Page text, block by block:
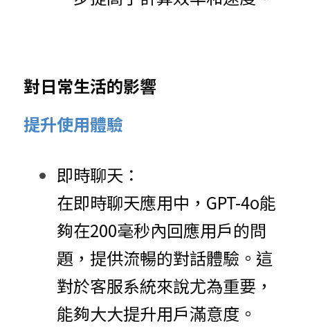
對日常生活的影響
提升使用體驗
即時聊天：
在即時聊天應用中，GPT-4o能
夠在200毫秒內回應用戶的問
題，提供流暢的對話體驗。這
對於客服系統來說尤為重要，
能夠大大提升用戶滿意度。